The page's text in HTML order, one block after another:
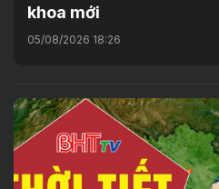
khoa mới
05/08/2026 18:26